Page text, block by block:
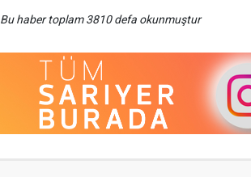
Bu haber toplam 3810 defa okunmuştur